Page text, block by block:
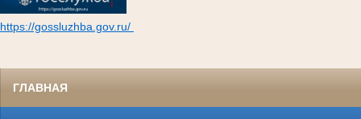
https://gossluzhba.gov.ru/
ГЛАВНАЯ